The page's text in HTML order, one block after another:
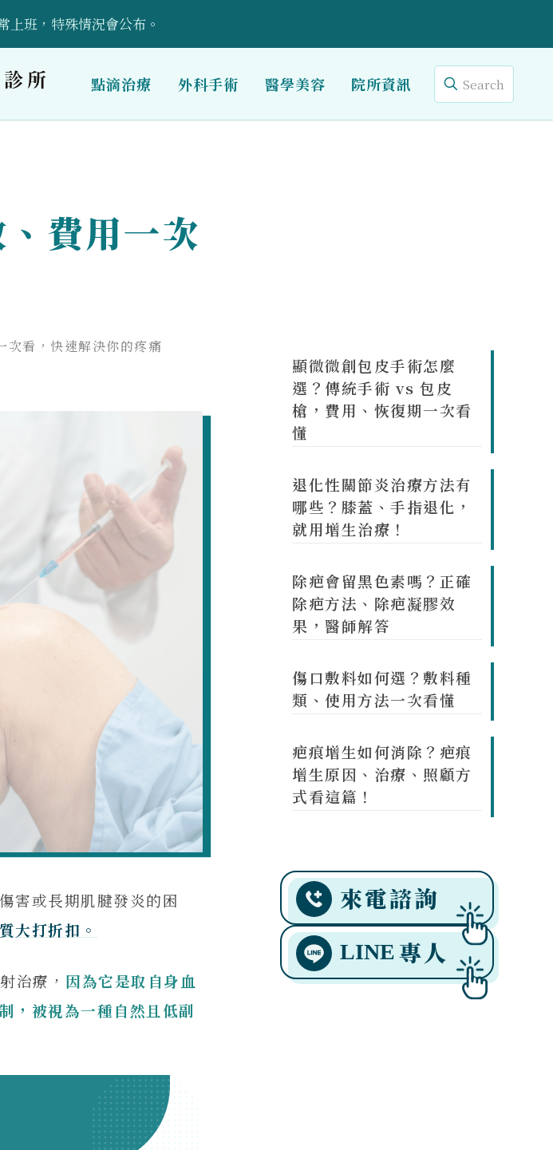
上班，特殊情況會公布。
LINE帳號：@wuclinic 。
AI骨密設備，詳情請洽櫃檯～
點滴治療 外科手術 醫學美容 院所資訊
費用一次
次看，快速解決你的疼痛
害或長期肌腱發炎的困
大打折扣。
治療， 因為它是取自身血
，被視為一種自然且低副
顯微微創包皮手術怎麼
選？傳統手術 vs 包皮
槍，費用、恢復期一次看
懂
退化性關節炎治療方法有
哪些？膝蓋、手指退化，
就用增生治療！
除疤會留黑色素嗎？正確
除疤方法、除疤凝膠效
果，醫師解答
傷口敷料如何選？敷料種
類、使用方法一次看懂
疤痕增生如何消除？疤痕
增生原因、治療、照顧方
式看這篇！
來電諮詢
LINE專人